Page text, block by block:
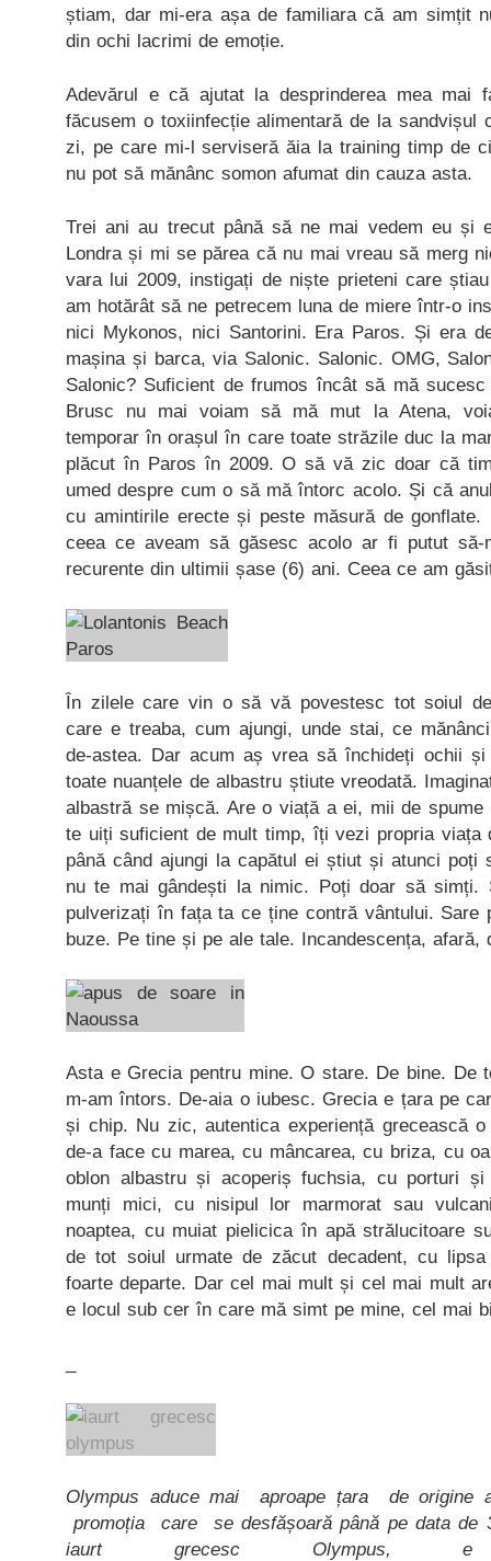
știam, dar mi-era așa de familiara că am simțit
din ochi lacrimi de emoție.
Adevărul e că ajutat la desprinderea mea mai
făcusem o toxiinfecție alimentară de la sandvișul
zi, pe care mi-l serviseră ăia la training timp de
nu pot să mănânc somon afumat din cauza asta.
Trei ani au trecut până să ne mai vedem eu și
Londra și mi se părea că nu mai vreau să merg
vara lui 2009, instigați de niște prieteni care
am hotărât să ne petrecem luna de miere într-o
nici Mykonos, nici Santorini. Era Paros. Și era
mașina și barca, via Salonic. Salonic. OMG,
Salonic? Suficient de frumos încât să mă
Brusc nu mai voiam să mă mut la Atena,
temporar în orașul în care toate străzile duc la
plăcut în Paros în 2009. O să vă zic doar că
umed despre cum o să mă întorc acolo. Și că
cu amintirile erecte și peste măsură de
ceea ce aveam să găsesc acolo ar fi putut să-
recurente din ultimii șase (6) ani. Ceea ce am
În zilele care vin o să vă povestesc tot soiul
care e treaba, cum ajungi, unde stai, ce
de-astea. Dar acum aș vrea să închideți ochii
toate nuanțele de albastru știute vreodată.
albastră se mișcă. Are o viață a ei, mii de
te uiți suficient de mult timp, îți vezi propria viața
până când ajungi la capătul ei știut și atunci poți
nu te mai gândești la nimic. Poți doar să simți.
pulverizați în fața ta ce ține contră vântului. Sare
buze. Pe tine și pe ale tale. Incandescența, afară,
Asta e Grecia pentru mine. O stare. De bine. De
m-am întors. De-aia o iubesc. Grecia e țara pe
și chip. Nu zic, autentica experiență grecească
de-a face cu marea, cu mâncarea, cu briza, cu
oblon albastru și acoperiș fuchsia, cu porturi
munți mici, cu nisipul lor marmorat sau
noaptea, cu muiat pielicica în apă strălucitoare
de tot soiul urmate de zăcut decadent, cu
foarte departe. Dar cel mai mult și cel mai mult
e locul sub cer în care mă simt pe mine, cel mai
Olympus aduce mai aproape țara de
promoția care se desfășoară până pe data de
iaurt grecesc Olympus,